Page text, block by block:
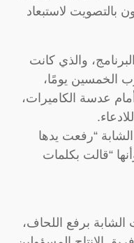
بالتصويت لاستبعاد
والذي كانت
الخمسين يومًا،
عدسة الكاميرات،
الشابة “رفعت يدها
“قالت بكلمات
برفع اللحاف،